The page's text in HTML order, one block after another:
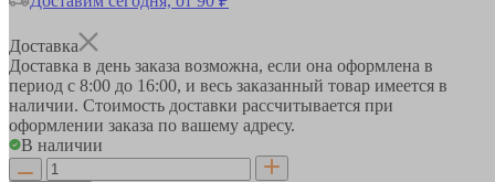
Доставка
Доставка в день заказа возможна, если она оформлена в
период с 8:00 до 16:00, и весь заказанный товар имеется в
наличии. Стоимость доставки рассчитывается при
оформлении заказа по вашему адресу.
В наличии